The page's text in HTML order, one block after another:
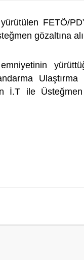
FETÖ/
gözaltına
İ.T ile